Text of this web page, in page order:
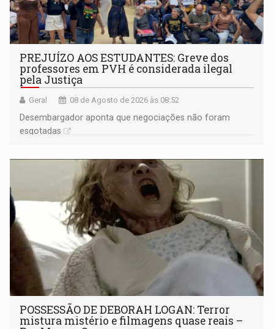
PREJUÍZO AOS ESTUDANTES: Greve dos
professores em PVH é considerada ilegal
pela Justiça
Geral 08 de Agosto de 2026 às 08:52
Desembargador aponta que negociações não foram
esgotadas
POSSESSÃO DE DEBORAH LOGAN: Terror
mistura mistério e filmagens quase reais –